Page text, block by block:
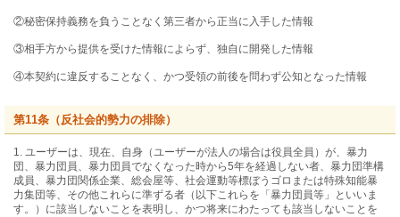
②秘密保持義務を負うことなく第三者から正当に入手した情報
③相手方から提供を受けた情報によらず、独自に開発した情報
④本契約に違反することなく、かつ受領の前後を問わず公知となった情報
第11条（反社会的勢力の排除）
1. ユーザーは、現在、自身（ユーザーが法人の場合は役員全員）が、暴力
団、暴力団員、暴力団員でなくなった時から5年を経過しない者、暴力団準構
成員、暴力団関係企業、総会屋等、社会運動等標ぼうゴロまたは特殊知能暴
力集団等、その他これらに準ずる者（以下これらを「暴力団員等」といいま
す。）に該当しないことを表明し、かつ将来にわたっても該当しないことを